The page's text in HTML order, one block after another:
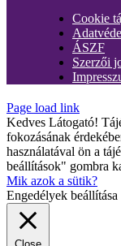
Cookie
ÁSZF
Szerzői
Page load link
Kedves Látogató!
fokozásának
használatával ön a
beállítások" gombra
Mik azok a sütik?
Engedélyek beállítása